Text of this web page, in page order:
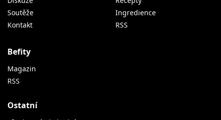
Soutěže
Kontakt
Ingredience
RSS
Befity
Magazin
RSS
Ostatní